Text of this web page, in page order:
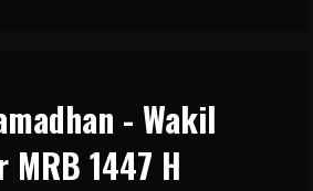
- Wakil
1447 H